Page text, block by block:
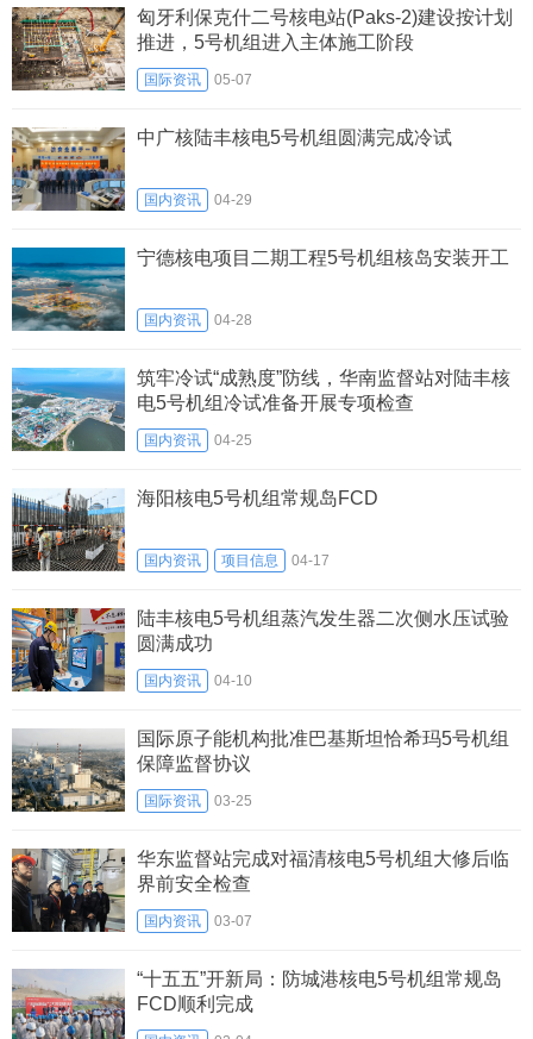
匈牙利保克什二号核电站(Paks-2)建设按计划
推进，5号机组进入主体施工阶段
国际资讯 05-07
中广核陆丰核电5号机组圆满完成冷试
国内资讯 04-29
宁德核电项目二期工程5号机组核岛安装开工
国内资讯 04-28
筑牢冷试“成熟度”防线，华南监督站对陆丰核
电5号机组冷试准备开展专项检查
国内资讯 04-25
海阳核电5号机组常规岛FCD
国内资讯 项目信息 04-17
陆丰核电5号机组蒸汽发生器二次侧水压试验
圆满成功
国内资讯 04-10
国际原子能机构批准巴基斯坦恰希玛5号机组
保障监督协议
国际资讯 03-25
华东监督站完成对福清核电5号机组大修后临
界前安全检查
国内资讯 03-07
“十五五”开新局：防城港核电5号机组常规岛
FCD顺利完成